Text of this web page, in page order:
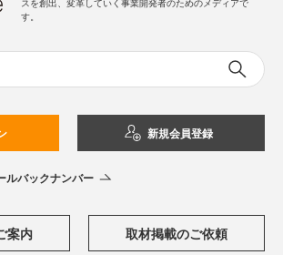
スを創出、変革していく事業開発者のためのメディアで
す。
新規会員登録
ルバックナンバー
案内 取材掲載のご依頼